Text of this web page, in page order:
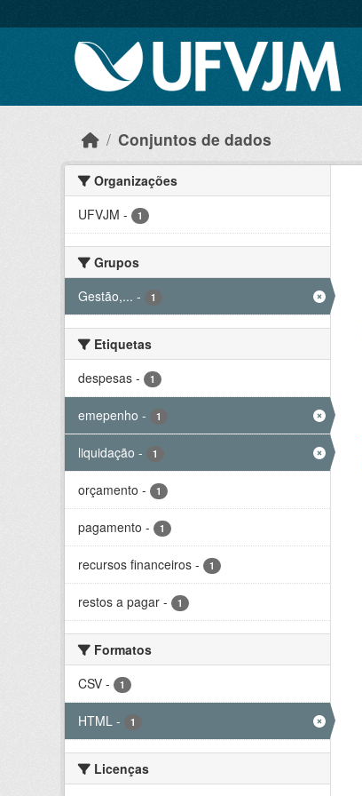
Conjuntos de dados
Organizações
UFVJM - 1
Grupos
Gestão,... - 1
Etiquetas
despesas - 1
emepenho - 1
liquidação - 1
orçamento - 1
pagamento - 1
recursos financeiros - 1
restos a pagar - 1
Formatos
CSV - 1
HTML - 1
Licenças